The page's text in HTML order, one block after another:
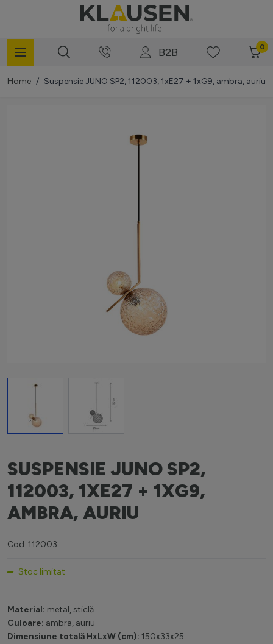
B2B 0
Home / Suspensie JUNO SP2, 112003, 1xE27 + 1xG9, ambra, auriu
View larger imageView larger image
SUSPENSIE JUNO SP2,
112003, 1XE27 + 1XG9,
AMBRA, AURIU
Cod: 112003
Stoc limitat
Material: metal, sticlă
Culoare: ambra, auriu
Dimensiune totală HxLxW (cm): 150x33x25